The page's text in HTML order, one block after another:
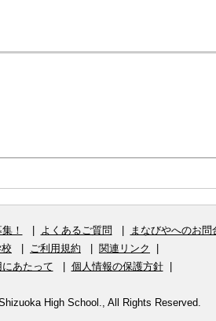
！ よくあるご質問 まなびやへのお問
ご利用規約 関連リンク
あたって 個人情報の保護方針|
High School., All Rights Reserved.